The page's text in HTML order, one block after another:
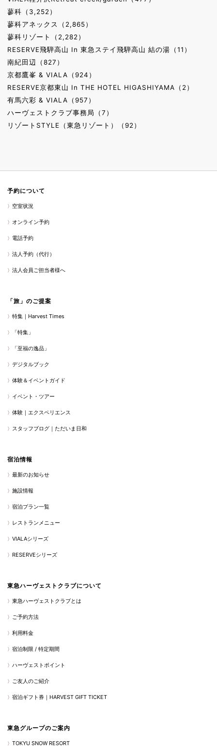
蓼科（3,252）
蓼科アネックス（2,865）
蓼科リゾート（2,282）
RESERVE飛騨高山 In 東急ステイ飛騨高山 結の湯（11）
南紀田辺（827）
京都鷹峯 & VIALA（924）
RESERVE京都東山 In THE HOTEL HIGASHIYAMA（2）
有馬六彩 & VIALA（957）
ハーヴェストクラブ事務局（7）
リゾートSTYLE（東急リゾート）（92）
予約について
空室状況
オンライン予約
電話予約
法人予約（代行）
法人会員ご担当者様へ
「旅」のご提案
特集｜Harvest Times
「特集」
「至福の逸品」
デジタルブック
体験＆イベントガイド
イベント・ツアー
体験｜エクスペリエンス
スタッフブログ｜ただいま日和
宿泊情報
最新のお知らせ
施設情報
宿泊プラン一覧
レストランメニュー
VIALAシリーズ
RESERVEシリーズ
東急ハーヴェストクラブについて
東急ハーヴェストクラブとは
ご予約方法
利用料金
宿泊制限 / 特定期間
ハーヴェストポイント
ご友人のご紹介
宿泊ギフト券｜HARVEST GIFT TICKET
東急グループのご案内
TOKYU SNOW RESORT